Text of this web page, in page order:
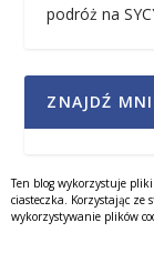
podróż na
ZNAJDŹ
<div class="ml-
Ten blog wykorzystuje
ciasteczka. Korzystając ze
wykorzystywanie plików